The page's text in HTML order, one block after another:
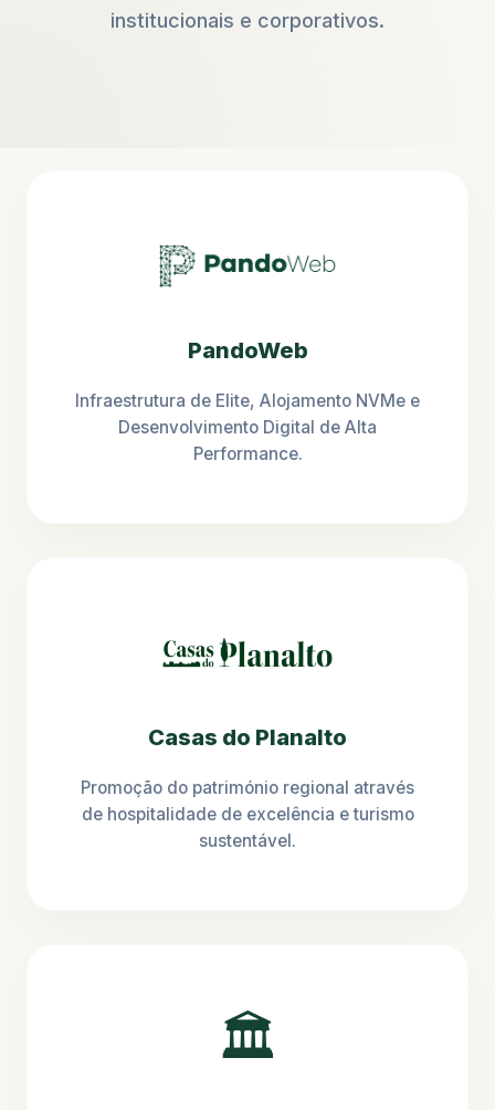
institucionais e corporativos.
PandoWeb
Infraestrutura de Elite, Alojamento NVMe e
Desenvolvimento Digital de Alta
Performance.
Casas do Planalto
Promoção do património regional através
de hospitalidade de excelência e turismo
sustentável.
🏛️